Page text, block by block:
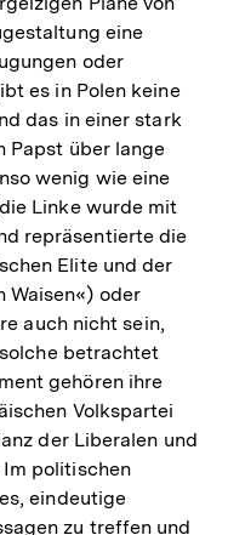
eine
oder
es in Polen keine
das in einer stark
Papst über lange
wenig wie eine
Linke wurde mit
repräsentierte die
Elite und der
Waisen«) oder
auch nicht sein,
betrachtet
gehören ihre
Volkspartei
der Liberalen und
politischen
eindeutige
zu treffen und